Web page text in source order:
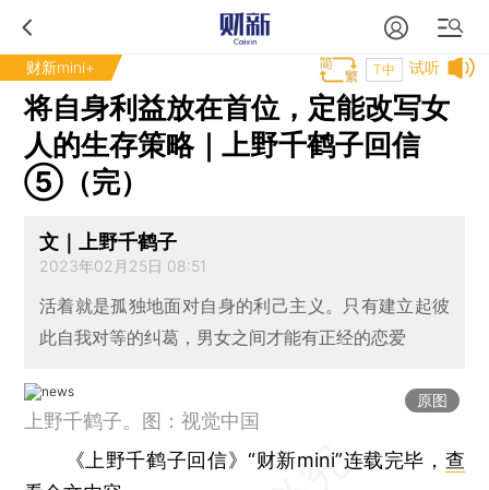
财新mini+ 试听
T中
将自身利益放在首位，定能改写女
人的生存策略｜上野千鹤子回信
⑤（完）
文｜上野千鹤子
2023年02月25日 08:51
活着就是孤独地面对自身的利己主义。只有建立起彼
此自我对等的纠葛，男女之间才能有正经的恋爱
原图
上野千鹤子。图：视觉中国
《上野千鹤子回信》“财新mini”连载完毕， 查